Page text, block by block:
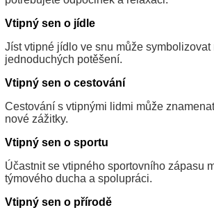
Vtipný sen o jídle
Jíst vtipné jídlo ve snu může symbolizovat
jednoduchých potěšení.
Vtipný sen o cestování
Cestování s vtipnými lidmi může
nové zážitky.
Vtipný sen o sportu
Účastnit se vtipného sportovního zápasu
týmového ducha a spolupráci.
Vtipný sen o přírodě